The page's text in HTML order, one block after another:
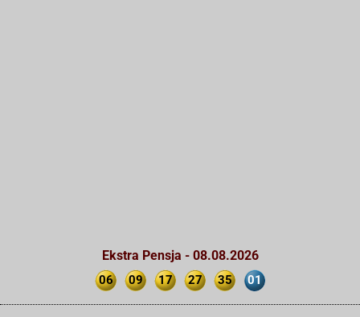
Ekstra Pensja - 08.08.2026
06 09 17 27 35 01